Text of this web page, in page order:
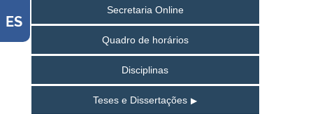
ES
Secretaria Online
Quadro de horários
Disciplinas
Teses e Dissertações